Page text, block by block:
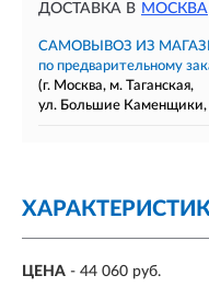
ДОСТАВКА В МОСКВА
САМОВЫВОЗ ИЗ
по предварительному
(г. Москва, м. Таганская,
ул. Большие Каменщики,
ЦЕНА - 44 060 руб.